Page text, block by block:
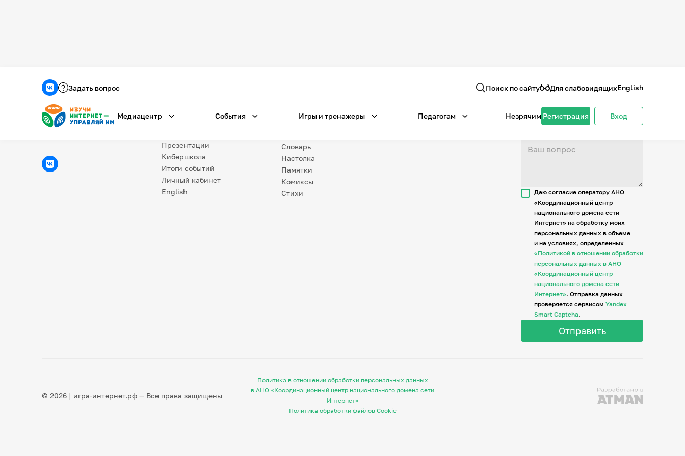
Задать вопрос Поиск по сайту Для слабовидящихEnglish
Медиацентр События Игры и тренажеры Педагогам Незрячим Регистрация Вход
Презентации
Кибершкола
Итоги событий
Личный кабинет
English
Незрячим
Словарь
Настолка
Памятки
Комиксы
Стихи
о проекте
Даю согласие оператору АНО
«Координационный центр
национального домена сети
Интернет» на обработку моих
персональных данных в объеме
и на условиях, определенных
«Политикой в отношении обработки
персональных данных в АНО
«Координационный центр
национального домена сети
Интернет». Отправка данных
проверяется сервисом Yandex
Smart Captcha.
© 2026 | игра-интернет.рф — Все права защищены
Политика в отношении обработки персональных данных
в АНО «Координационный центр национального домена сети
Интернет»
Политика обработки файлов Cookie